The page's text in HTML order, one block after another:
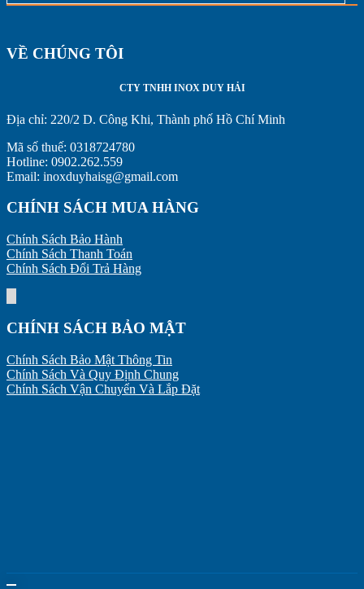
VỀ CHÚNG TÔI
CTY TNHH INOX DUY HẢI
Địa chỉ: 220/2 D. Công Khi, Thành phố Hồ Chí Minh
Mã số thuế: 0318724780
Hotline: 0902.262.559
Email: inoxduyhaisg@gmail.com
CHÍNH SÁCH MUA HÀNG
Chính Sách Bảo Hành
Chính Sách Thanh Toán
Chính Sách Đổi Trả Hàng
CHÍNH SÁCH BẢO MẬT
Chính Sách Bảo Mật Thông Tin
Chính Sách Và Quy Định Chung
Chính Sách Vận Chuyển Và Lắp Đặt